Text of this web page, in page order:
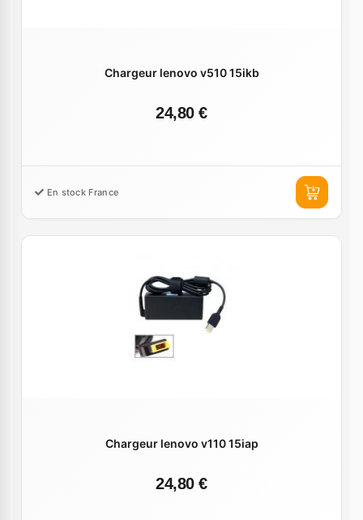
Chargeur lenovo v510 15ikb
24,80 €
En stock France
Chargeur lenovo v110 15iap
24,80 €